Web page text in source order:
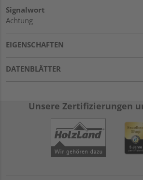
Signalwort
Achtung
EIGENSCHAFTEN
DATENBLÄTTER
Unsere Zertifizierungen